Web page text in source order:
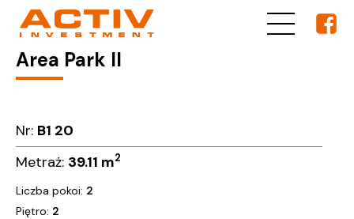
Area Park II
Nr: B1 20
Metraż: 39.11 m2
Liczba pokoi: 2
Piętro: 2